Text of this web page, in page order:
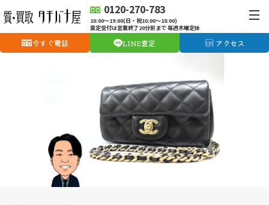
0120-270-783
10:00〜19:00(日・祝10:00〜18:00)
査定受付は営業終了20分前まで 毎週木曜定休
今すぐ電話 LINE査定 アクセス